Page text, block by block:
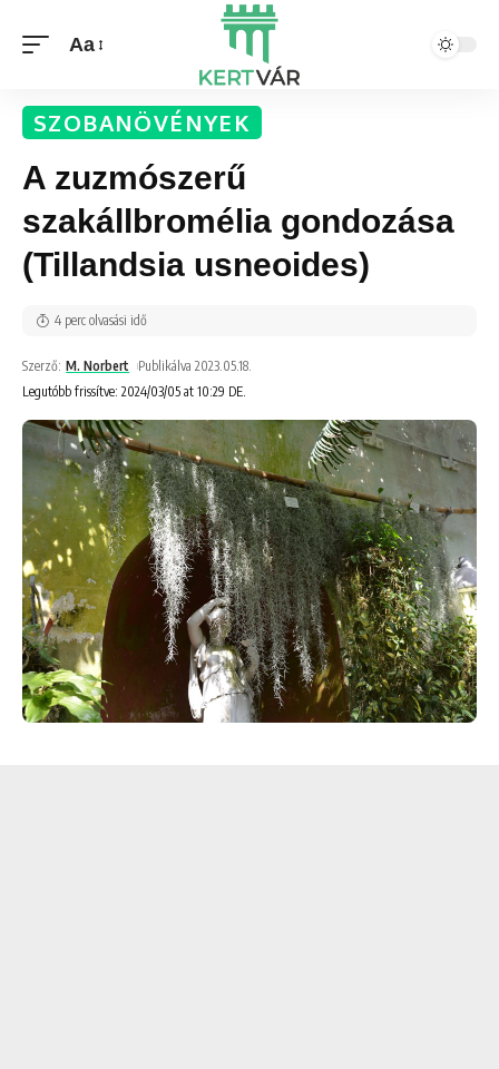
Aa
SZOBANÖVÉNYEK
A zuzmószerű
szakállbromélia gondozása
(Tillandsia usneoides)
Legutóbb frissítve: 2024/03/05 at 10:29 DE.
Szerző: M. Norbert Publikálva 2023.05.18.
4 perc olvasási idő